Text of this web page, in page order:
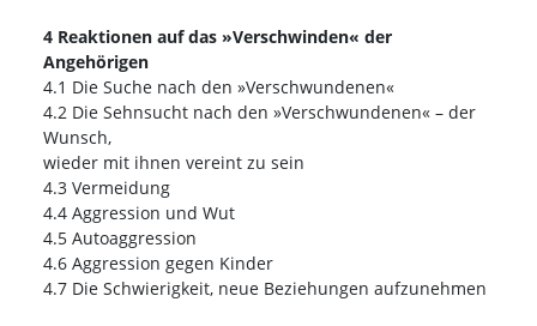
4 Reaktionen auf das »Verschwinden« der
Angehörigen
4.1 Die Suche nach den »Verschwundenen«
4.2 Die Sehnsucht nach den »Verschwundenen« – der
Wunsch,
wieder mit ihnen vereint zu sein
4.3 Vermeidung
4.4 Aggression und Wut
4.5 Autoaggression
4.6 Aggression gegen Kinder
4.7 Die Schwierigkeit, neue Beziehungen aufzunehmen